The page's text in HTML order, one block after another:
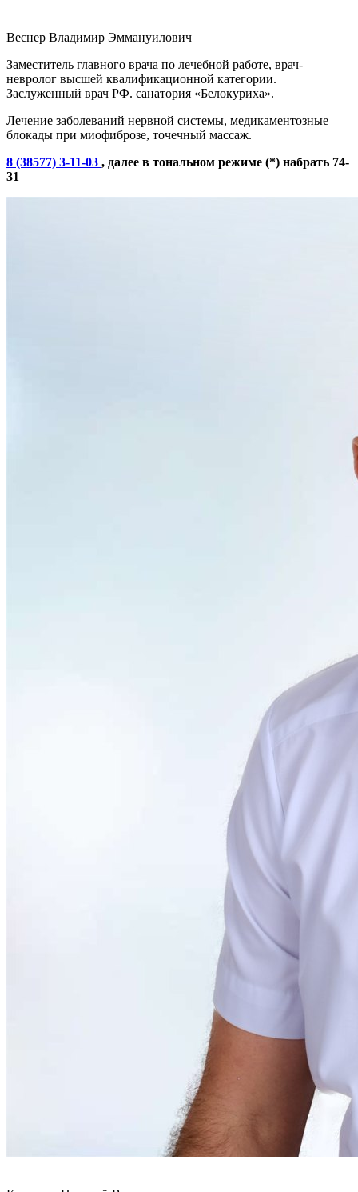
Веснер Владимир Эммануилович
Заместитель главного врача по лечебной работе, врач-
невролог высшей квалификационной категории.
Заслуженный врач РФ. санатория «Белокуриха».
Лечение заболеваний нервной системы, медикаментозные
блокады при миофиброзе, точечный массаж.
8 (38577) 3-11-03 , далее в тональном режиме (*) набрать 74-
31